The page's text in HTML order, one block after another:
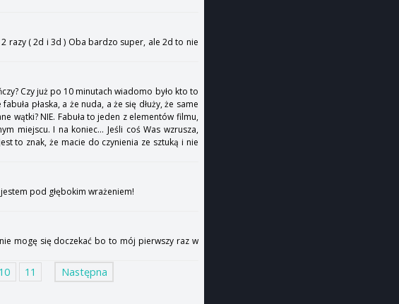
2 razy ( 2d i 3d ) Oba bardzo super, ale 2d to nie
Czy już po 10 minutach wiadomo było kto to
płaska, a że nuda, a że się dłuży, że same
wątki? NIE. Fabuła to jeden z elementów filmu,
miejscu. I na koniec... Jeśli coś Was wzrusza,
to znak, że macie do czynienia ze sztuką i nie
pod głębokim wrażeniem!
mogę się doczekać bo to mój pierwszy raz w
10 11 Następna